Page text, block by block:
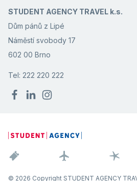
STUDENT AGENCY TRAVEL k.s.
Dům pánů z Lipé
Náměstí svobody 17
602 00 Brno
Tel: 222 220 222
© 2026 Copyright STUDENT AGENCY